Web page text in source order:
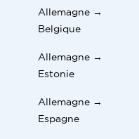
Allemagne →
Belgique
Allemagne →
Estonie
Allemagne →
Espagne